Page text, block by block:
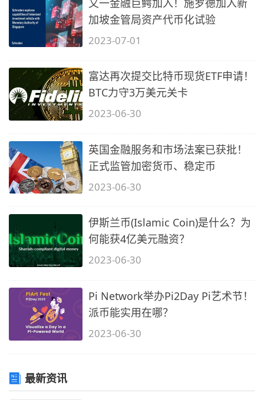
加坡金管局资产代币化试验
2023-07-01
富达再次提交比特币现货ETF申请！
BTC力守3万美元关卡
2023-06-30
英国金融服务和市场法案已获批！
正式监管加密货币、稳定币
2023-06-30
伊斯兰币(Islamic Coin)是什么？为
何能获4亿美元融资？
2023-06-30
Pi Network举办Pi2Day Pi艺术节！
派币能实用在哪？
2023-06-30
最新资讯